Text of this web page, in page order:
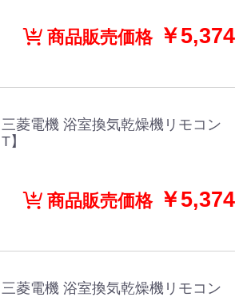
商品販売価格￥5,374
三菱電機 浴室換気乾燥機リモコン
T】
商品販売価格￥5,374
三菱電機 浴室換気乾燥機リモコン